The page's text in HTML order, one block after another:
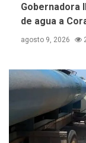
Gobernadora
de agua a
agosto 9, 2026